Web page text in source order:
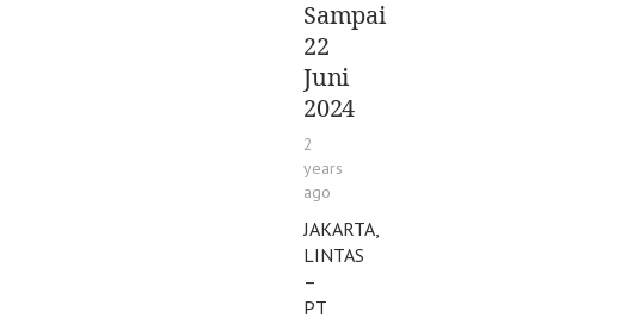
Sampai
22
Juni
2024
2
years
ago
JAKARTA,
LINTAS
–
PT